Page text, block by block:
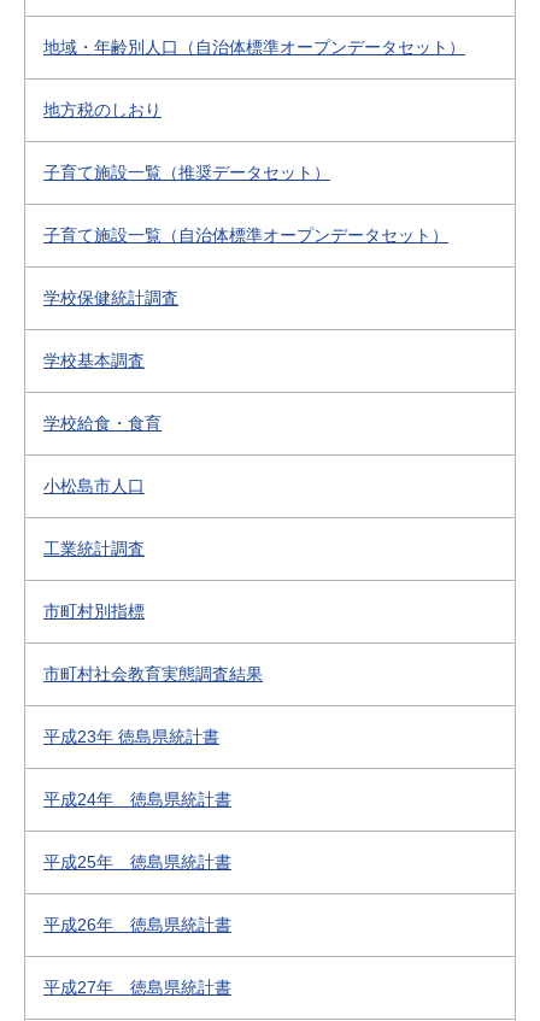
地域・年齢別人口（自治体標準オープンデータセット）
地方税のしおり
子育て施設一覧（推奨データセット）
子育て施設一覧（自治体標準オープンデータセット）
学校保健統計調査
学校基本調査
学校給食・食育
小松島市人口
工業統計調査
市町村別指標
市町村社会教育実態調査結果
平成23年 徳島県統計書
平成24年 徳島県統計書
平成25年 徳島県統計書
平成26年 徳島県統計書
平成27年 徳島県統計書